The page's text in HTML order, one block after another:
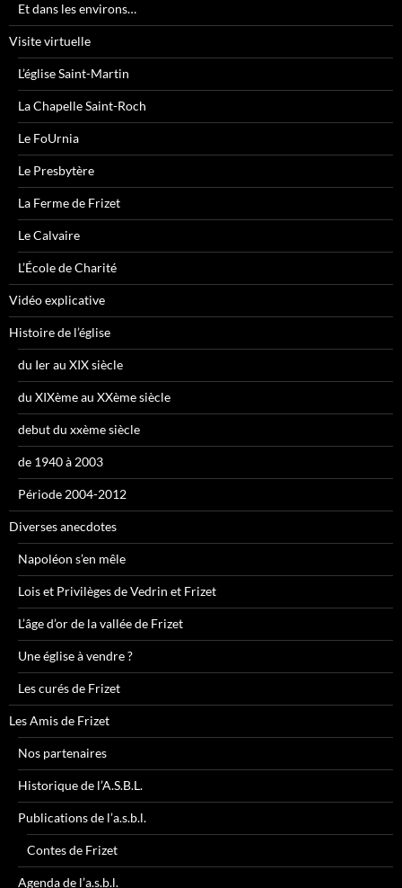
Et dans les environs…
Visite virtuelle
L’église Saint-Martin
La Chapelle Saint-Roch
Le FoUrnia
Le Presbytère
La Ferme de Frizet
Le Calvaire
L’École de Charité
Vidéo explicative
Histoire de l’église
du Ier au XIX siècle
du XIXème au XXème siècle
debut du xxème siècle
de 1940 à 2003
Période 2004-2012
Diverses anecdotes
Napoléon s’en mêle
Lois et Privilèges de Vedrin et Frizet
L’âge d’or de la vallée de Frizet
Une église à vendre ?
Les curés de Frizet
Les Amis de Frizet
Nos partenaires
Historique de l’A.S.B.L.
Publications de l’a.s.b.l.
Contes de Frizet
Agenda de l’a.s.b.l.